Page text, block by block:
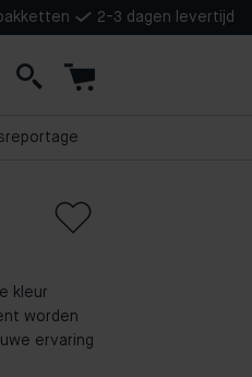
2-3 dagen levertijd
kleur
worden
ervaring